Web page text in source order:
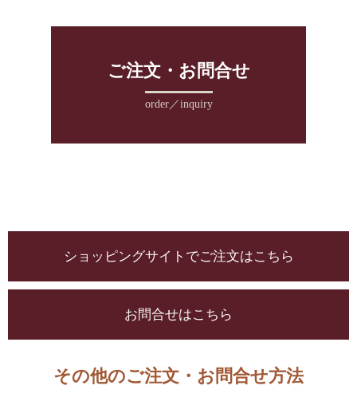
ご注文・お問合せ
order／inquiry
ショッピングサイトでご注文はこちら
お問合せはこちら
その他のご注文・お問合せ方法